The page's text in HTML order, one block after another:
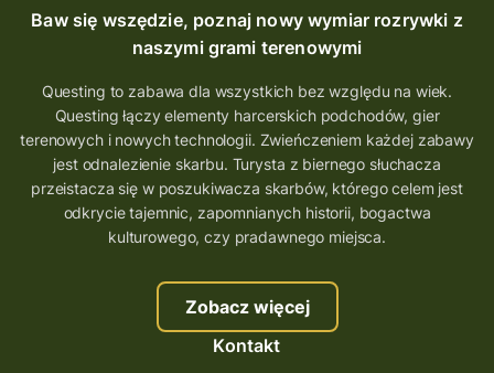
Quest Koziołek Matołek
gra miejska
co zobaczyć na Śląsku
aplikacja questy
aplikacja gry terenowe
wielkopolskie questy
wakacje z questami
trenerzy questingu
szkolenie tworzenie questów
szkolenie questing
Stefan Żeromski
ścieżka
Rzeszów
questy świętokrzyskie
Baw się wszędzie, poznaj nowy wymiar rozrywki z
naszymi grami terenowymi
Questing to zabawa dla wszystkich bez względu na wiek.
Questing łączy elementy harcerskich podchodów, gier
terenowych i nowych technologii. Zwieńczeniem każdej zabawy
jest odnalezienie skarbu. Turysta z biernego słuchacza
przeistacza się w poszukiwacza skarbów, którego celem jest
odkrycie tajemnic, zapomnianych historii, bogactwa
kulturowego, czy pradawnego miejsca.
Zobacz więcej
Kontakt